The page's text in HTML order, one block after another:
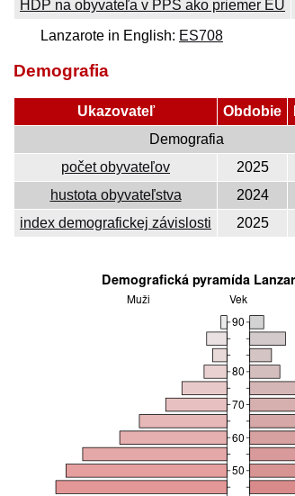
HDP na obyvateľa v PPS ako priemer EÚ
Lanzarote in English: ES708
Demografia
Ukazovateľ Obdobie
Demografia
počet obyvateľov
2025
hustota obyvateľstva
2024
index demografickej závislosti
2025